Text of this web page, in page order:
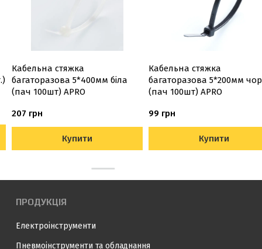
Кабельна стяжка
багаторазова 5*400мм біла
(пач 100шт) APRO
207 грн
Купити
Кабельна стяжка
багаторазова 5*200мм
(пач 100шт) APRO
99 грн
Купити
ПРОДУКЦІЯ
Електроінструменти
Пневмоінструменти та обладнання